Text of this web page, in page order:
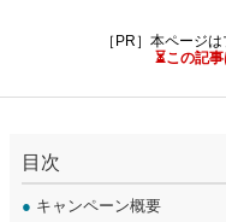
［PR］本ページ
⏳この記
目次
● キャンペーン概要